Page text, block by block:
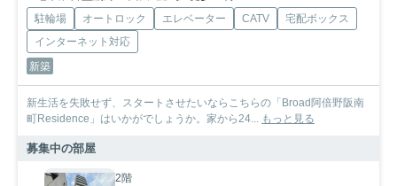
駐輪場 オートロック エレベーター CATV
宅配ボックス
インターネット対応
新築
新生活を失敗せず、スタートさせたいならこちらの「Broad阿倍野阪南
町Residence」はいかがでしょうか。家から24... もっと見る
募集中の部屋
2階